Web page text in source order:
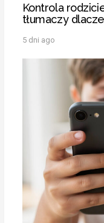
Kontrola
tłumaczy
5 dni ago